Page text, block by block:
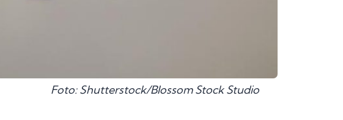
Foto: Shutterstock/Blossom Stock Studio